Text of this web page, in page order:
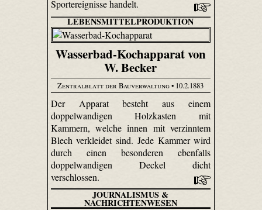
Sportereignisse handelt.
LEBENSMITTELPRODUKTION
Wasserbad-Kochapparat von
W. Becker
Zentralblatt der Bauverwaltung• 10.2.1883
Der Apparat besteht aus einem
doppelwandigen Holzkasten mit
Kammern, welche innen mit verzinntem
Blech verkleidet sind. Jede Kammer wird
durch einen besonderen ebenfalls
doppelwandigen Deckel dicht
verschlossen.
JOURNALISMUS &
NACHRICHTENWESEN